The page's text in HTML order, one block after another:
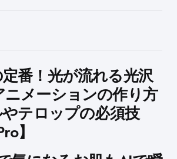
番！光が流れる光沢
メーションの作り方
テロップの必須技
】